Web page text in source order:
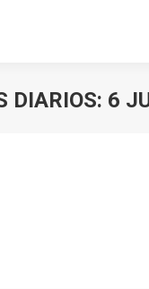
DIARIOS: 6